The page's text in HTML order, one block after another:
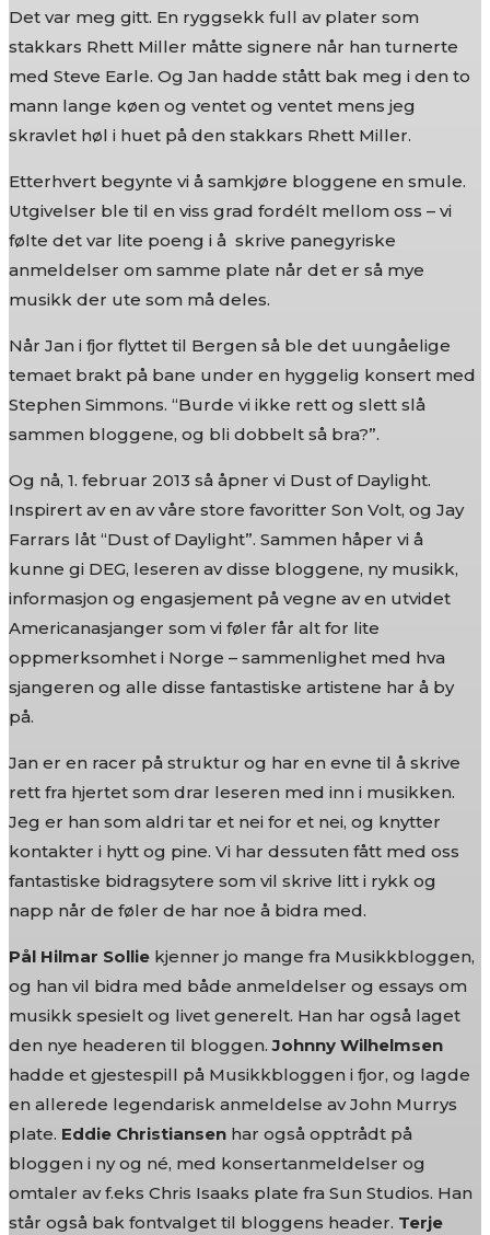
Det var meg gitt. En ryggsekk full av plater som
stakkars Rhett Miller måtte signere når han turnerte
med Steve Earle. Og Jan hadde stått bak meg i den to
mann lange køen og ventet og ventet mens jeg
skravlet høl i huet på den stakkars Rhett Miller.
Etterhvert begynte vi å samkjøre bloggene en smule.
Utgivelser ble til en viss grad fordélt mellom oss – vi
følte det var lite poeng i å skrive panegyriske
anmeldelser om samme plate når det er så mye
musikk der ute som må deles.
Når Jan i fjor flyttet til Bergen så ble det uungåelige
temaet brakt på bane under en hyggelig konsert med
Stephen Simmons. “Burde vi ikke rett og slett slå
sammen bloggene, og bli dobbelt så bra?”.
Og nå, 1. februar 2013 så åpner vi Dust of Daylight.
Inspirert av en av våre store favoritter Son Volt, og Jay
Farrars låt “Dust of Daylight”. Sammen håper vi å
kunne gi DEG, leseren av disse bloggene, ny musikk,
informasjon og engasjement på vegne av en utvidet
Americanasjanger som vi føler får alt for lite
oppmerksomhet i Norge – sammenlighet med hva
sjangeren og alle disse fantastiske artistene har å by
på.
Jan er en racer på struktur og har en evne til å skrive
rett fra hjertet som drar leseren med inn i musikken.
Jeg er han som aldri tar et nei for et nei, og knytter
kontakter i hytt og pine. Vi har dessuten fått med oss
fantastiske bidragsytere som vil skrive litt i rykk og
napp når de føler de har noe å bidra med.
Pål Hilmar Sollie kjenner jo mange fra Musikkbloggen,
og han vil bidra med både anmeldelser og essays om
musikk spesielt og livet generelt. Han har også laget
den nye headeren til bloggen.Johnny Wilhelmsen
hadde et gjestespill på Musikkbloggen i fjor, og lagde
en allerede legendarisk anmeldelse av John Murrys
plate. Eddie Christiansen har også opptrådt på
bloggen i ny og né, med konsertanmeldelser og
omtaler av f.eks Chris Isaaks plate fra Sun Studios. Han
står også bak fontvalget til bloggens header. Terje